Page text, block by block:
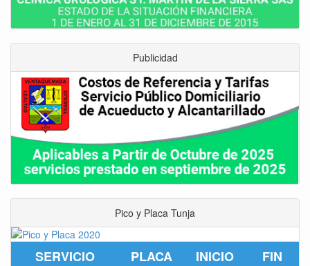
Publicidad
Pico y Placa Tunja
SERVICIO PLACA INICIO FIN